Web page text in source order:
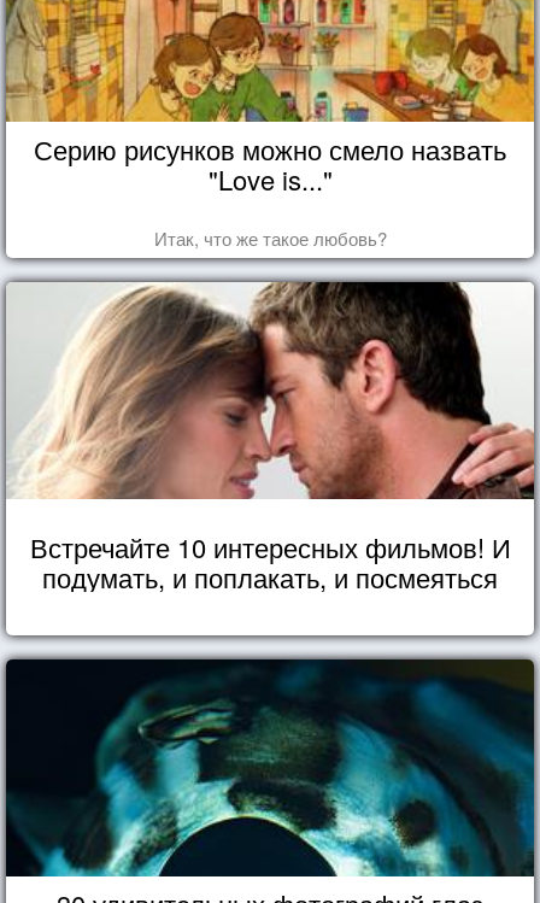
Серию рисунков можно смело назвать
"Love is..."
Итак, что же такое любовь?
Встречайте 10 интересных фильмов! И
подумать, и поплакать, и посмеяться